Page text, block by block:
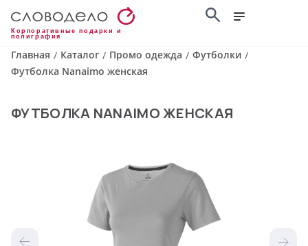
Корпоративные подарки и
полиграфия
Главная / Каталог / Промо одежда / Футболки /
Футболка Nanaimo женская
ФУТБОЛКА NANAIMO ЖЕНСКАЯ